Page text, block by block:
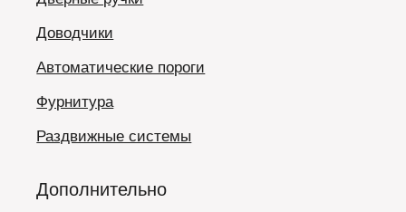
Доводчики
Автоматические пороги
Фурнитура
Раздвижные системы
Дополнительно